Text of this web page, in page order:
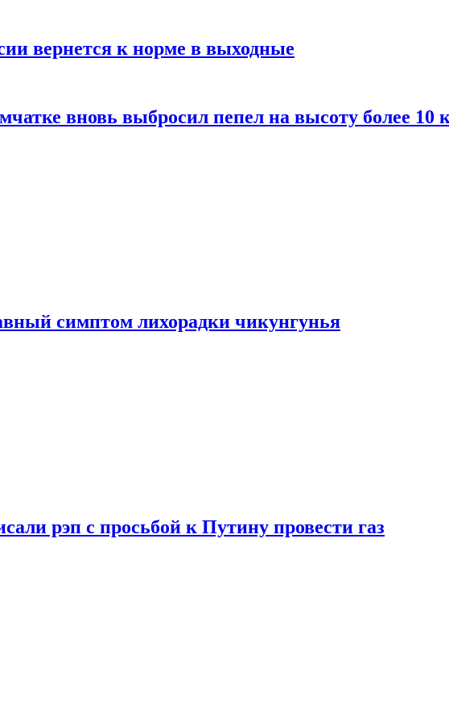
вернется к норме в выходные
вновь выбросил пепел на высоту более 10
симптом лихорадки чикунгунья
рэп с просьбой к Путину провести газ